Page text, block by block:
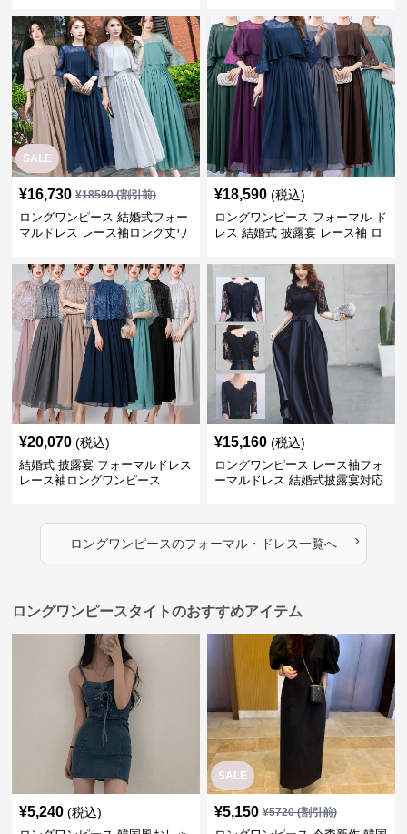
SALE
¥16,730 ¥18590(割引前)
ロングワンピース 結婚式フォー
マルドレス レース袖ロング丈ワ
¥18,590 (税込)
ロングワンピース フォーマル ド
レス 結婚式 披露宴 レース袖 ロ
¥20,070 (税込)
結婚式 披露宴 フォーマルドレス
レース袖ロングワンピース
¥15,160 (税込)
ロングワンピース レース袖フォ
ーマルドレス 結婚式披露宴対応
ロングワンピースのフォーマル・ドレス一覧へ ›
ロングワンピースタイトのおすすめアイテム
¥5,240 (税込)
SALE
¥5,150 ¥5720(割引前)